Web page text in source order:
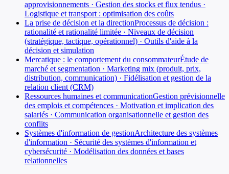
approvisionnements · Gestion des stocks et flux tendus ·
Logistique et transport : optimisation des coûts
La prise de décision et la directionProcessus de décision :
rationalité et rationalité limitée · Niveaux de décision
(stratégique, tactique, opérationnel) · Outils d'aide à la
décision et simulation
Mercatique : le comportement du consommateurÉtude de
marché et segmentation · Marketing mix (produit, prix,
distribution, communication) · Fidélisation et gestion de la
relation client (CRM)
Ressources humaines et communicationGestion prévisionnelle
des emplois et compétences · Motivation et implication des
salariés · Communication organisationnelle et gestion des
conflits
Systèmes d'information de gestionArchitecture des systèmes
d'information · Sécurité des systèmes d'information et
cybersécurité · Modélisation des données et bases
relationnelles